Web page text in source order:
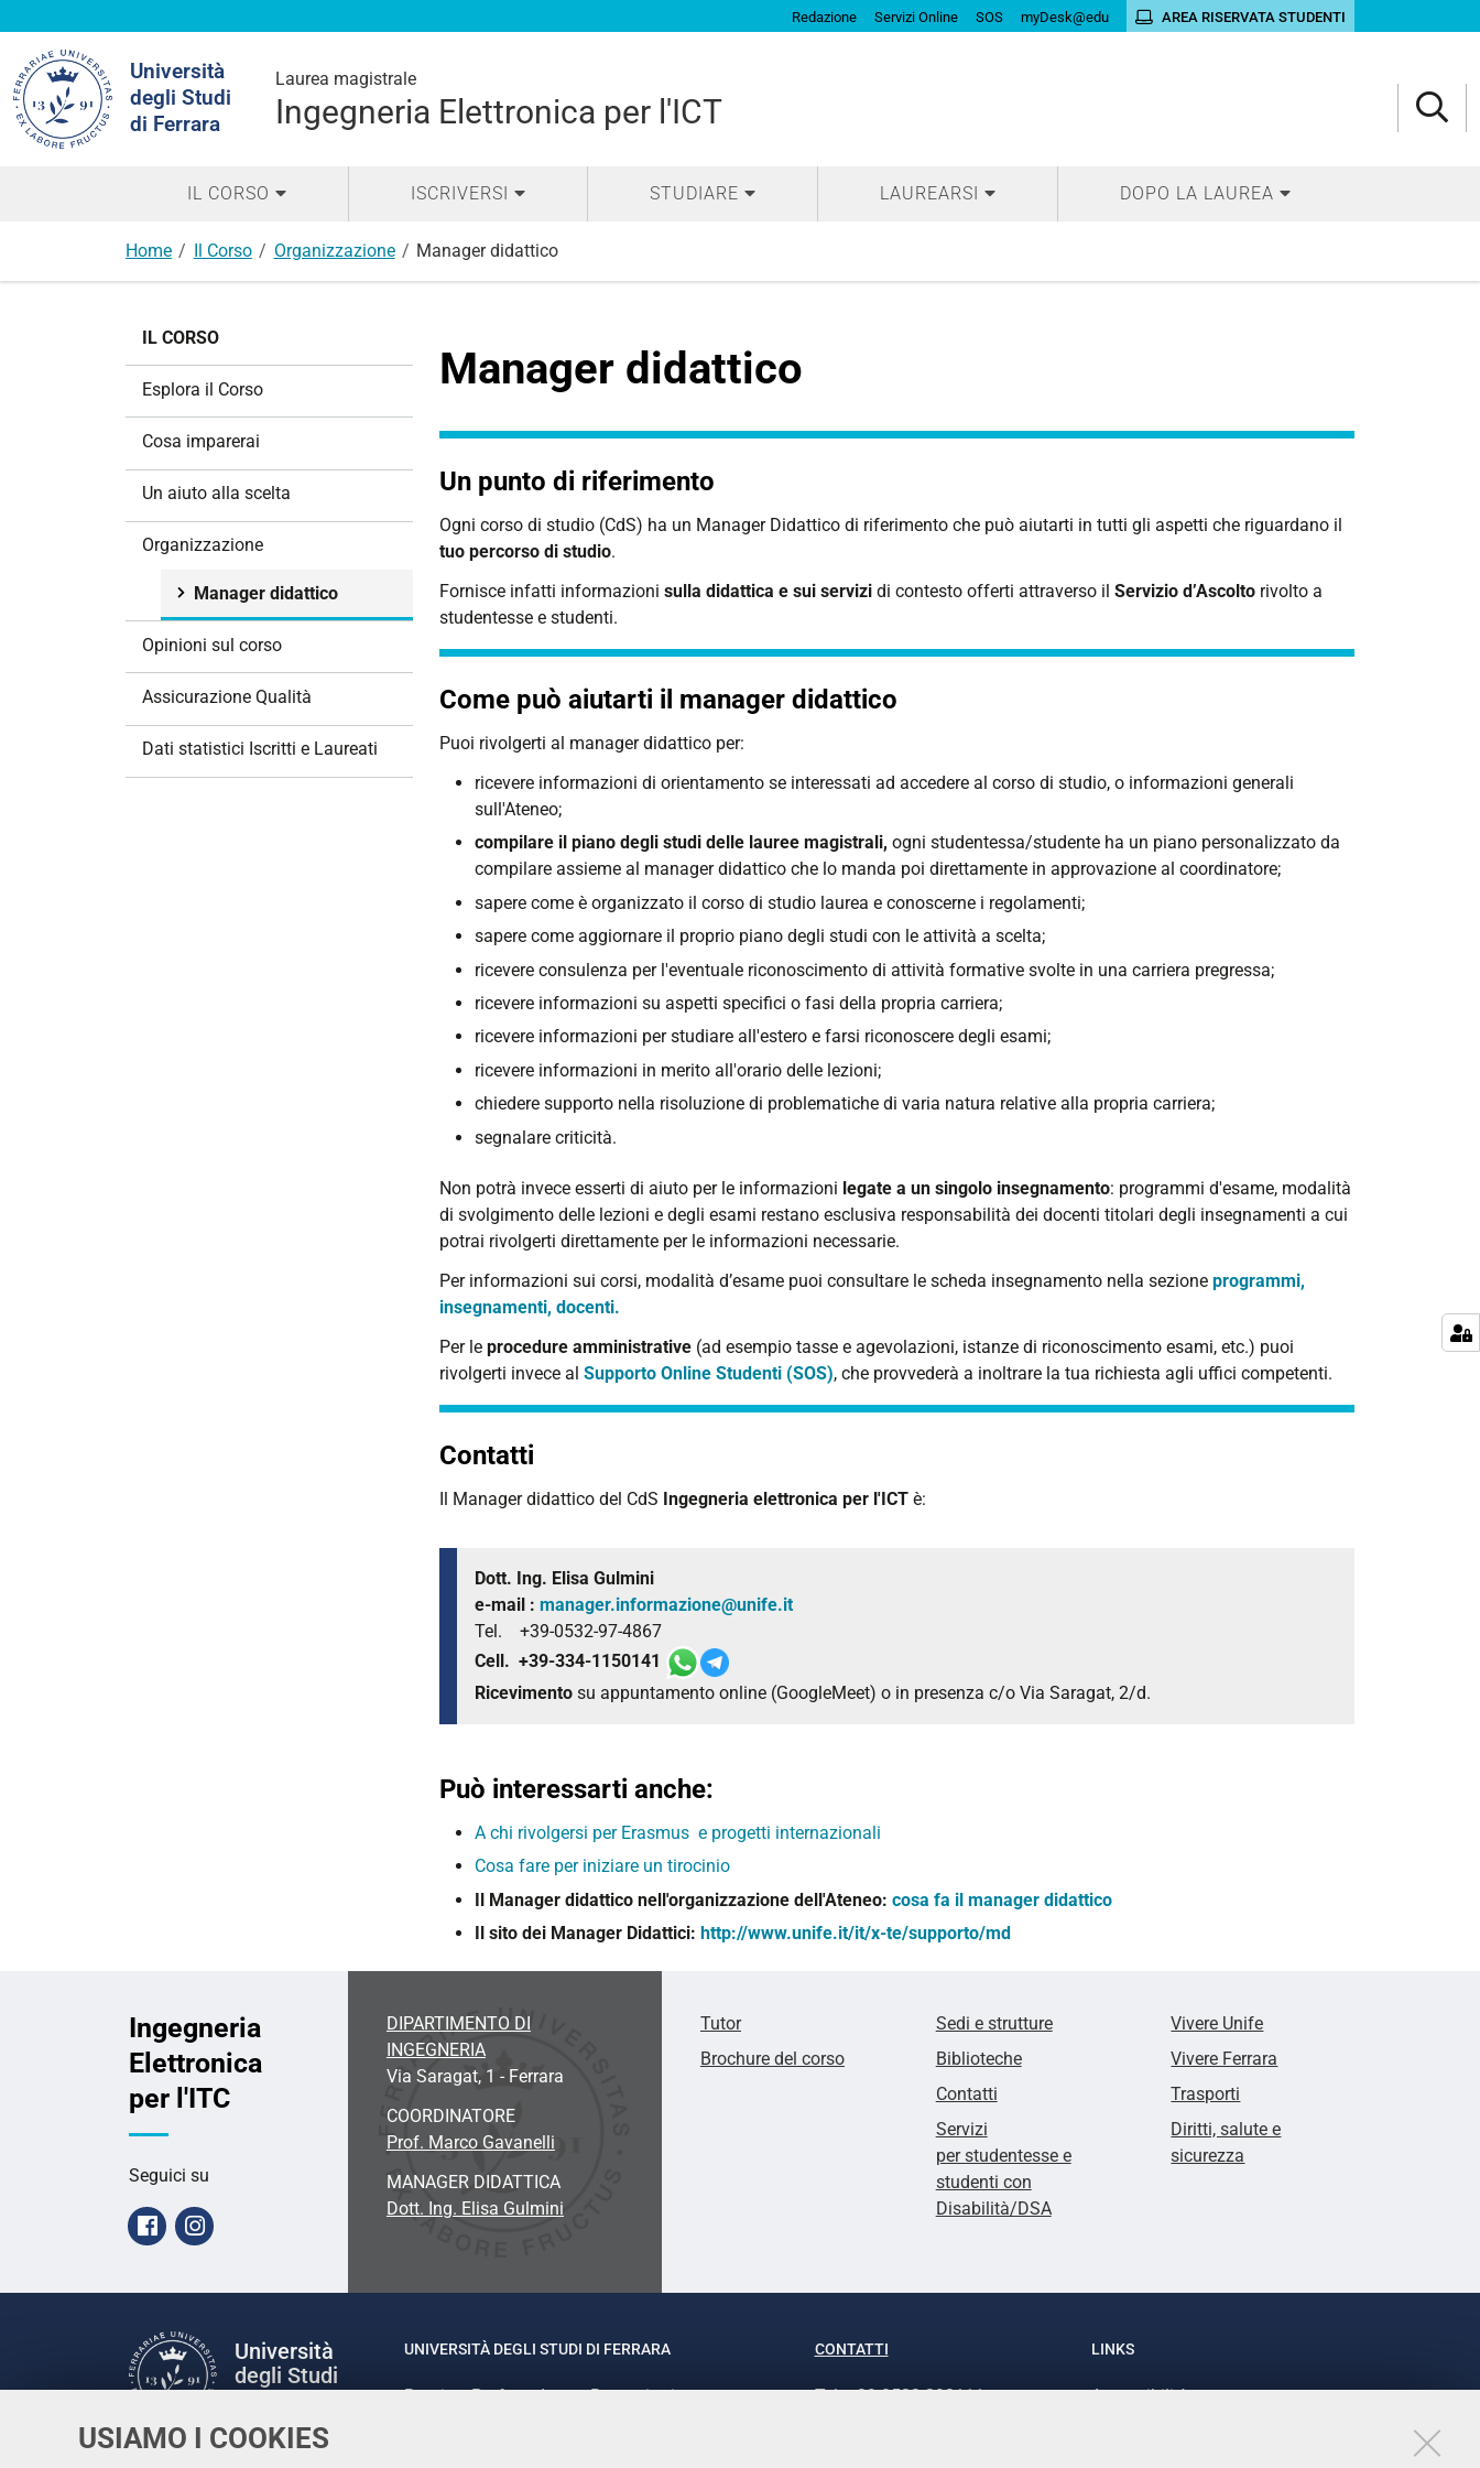
USIAMO I COOKIES
Redazione Servizi Online SOS myDesk@edu AREA RISERVATA STUDENTI
Università
degli Studi
di Ferrara
Laurea magistrale
Ingegneria Elettronica per l'ICT
nel
sito
IL CORSO ISCRIVERSI STUDIARE LAUREARSI DOPO LA LAUREA
Home Il Corso Organizzazione Manager didattico
Manager didattico
Un punto di riferimento
Ogni corso di studio (CdS) ha un Manager Didattico di riferimento che può aiutarti in tutti gli aspetti che riguardano il
tuo percorso di studio.
Fornisce infatti informazioni sulla didattica e sui servizi di contesto offerti attraverso il Servizio d’Ascolto rivolto a
studentesse e studenti.
Come può aiutarti il manager didattico
Puoi rivolgerti al manager didattico per:
ricevere informazioni di orientamento se interessati ad accedere al corso di studio, o informazioni generali
sull'Ateneo;
compilare il piano degli studi delle lauree magistrali, ogni studentessa/studente ha un piano personalizzato da
compilare assieme al manager didattico che lo manda poi direttamente in approvazione al coordinatore;
sapere come è organizzato il corso di studio laurea e conoscerne i regolamenti;
sapere come aggiornare il proprio piano degli studi con le attività a scelta;
ricevere consulenza per l'eventuale riconoscimento di attività formative svolte in una carriera pregressa;
ricevere informazioni su aspetti specifici o fasi della propria carriera;
ricevere informazioni per studiare all'estero e farsi riconoscere degli esami;
ricevere informazioni in merito all'orario delle lezioni;
chiedere supporto nella risoluzione di problematiche di varia natura relative alla propria carriera;
segnalare criticità.
Non potrà invece esserti di aiuto per le informazioni legate a un singolo insegnamento: programmi d'esame, modalità
di svolgimento delle lezioni e degli esami restano esclusiva responsabilità dei docenti titolari degli insegnamenti a cui
potrai rivolgerti direttamente per le informazioni necessarie.
Per informazioni sui corsi, modalità d’esame puoi consultare le scheda insegnamento nella sezione programmi,
insegnamenti, docenti.
Per le procedure amministrative (ad esempio tasse e agevolazioni, istanze di riconoscimento esami, etc.) puoi
rivolgerti invece al Supporto Online Studenti (SOS), che provvederà a inoltrare la tua richiesta agli uffici competenti.
Contatti
Il Manager didattico del CdS Ingegneria elettronica per l'ICT è:
Dott. Ing. Elisa Gulmini
e-mail : manager.informazione@unife.it
Tel. +39-0532-97-4867
Cell. +39-334-1150141
Ricevimento su appuntamento online (GoogleMeet) o in presenza c/o Via Saragat, 2/d.
Può interessarti anche:
A chi rivolgersi per Erasmus e progetti internazionali
Cosa fare per iniziare un tirocinio
Il Manager didattico nell'organizzazione dell'Ateneo: cosa fa il manager didattico
Il sito dei Manager Didattici: http://www.unife.it/it/x-te/supporto/md
IL CORSO
Esplora il Corso
Cosa imparerai
Un aiuto alla scelta
Organizzazione
Manager didattico
Opinioni sul corso
Assicurazione Qualità
Dati statistici Iscritti e Laureati
Ingegneria
Elettronica
per l'ITC
Seguici su
FacebookInstagram
DIPARTIMENTO DI
INGEGNERIA
Via Saragat, 1 - Ferrara
COORDINATORE
Prof. Marco Gavanelli
MANAGER DIDATTICA
Dott. Ing. Elisa Gulmini
Tutor
Brochure del corso
Sedi e strutture
Biblioteche
Contatti
Servizi
per studentesse e
studenti con
Disabilità/DSA
Vivere Unife
Vivere Ferrara
Trasporti
Diritti, salute e
sicurezza
Università
degli Studi
UNIVERSITÀ DEGLI STUDI DI FERRARA
Rettrice: Prof.ssa Laura Ramaciotti
CONTATTI
Tel. +39 0532 293111
LINKS
Accessibilità